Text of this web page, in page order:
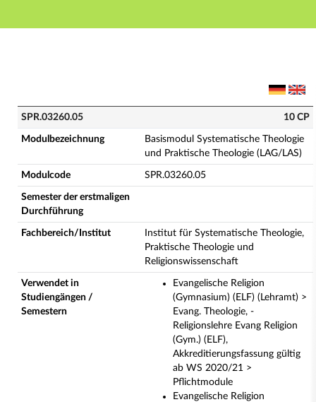
Hauptnavigation
SPR.03260.05 - Basismodul Systematische
SPR.03260.05 10 CP
Modulbezeichnung
Basismodul Systematische Theologie
und Praktische Theologie (LAG/LAS)
Modulcode SPR.03260.05
Semester der erstmaligen
Durchführung
Fachbereich/Institut
Institut für Systematische Theologie,
Praktische Theologie und
Religionswissenschaft
Verwendet in
Studiengängen /
Semestern
Evangelische Religion
(Gymnasium) (ELF) (Lehramt) >
Evang. Theologie, -
Religionslehre Evang Religion
(Gym.) (ELF),
Akkreditierungsfassung gültig
ab WS 2020/21 >
Pflichtmodule
Evangelische Religion